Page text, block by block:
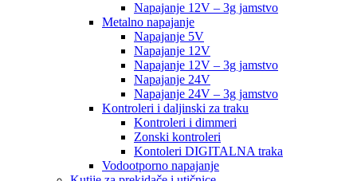
Napajanje 12V – 3g jamstvo
Metalno napajanje
Napajanje 5V
Napajanje 12V
Napajanje 12V – 3g jamstvo
Napajanje 24V
Napajanje 24V – 3g jamstvo
Kontroleri i daljinski za traku
Kontroleri i dimmeri
Zonski kontroleri
Kontoleri DIGITALNA traka
Vodootporno napajanje